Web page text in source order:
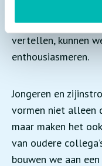
werkzekerheid.
vertellen, kunnen
enthousiasmeren.
Jongeren en
vormen niet alleen
maar maken het
van oudere
bouwen we aan